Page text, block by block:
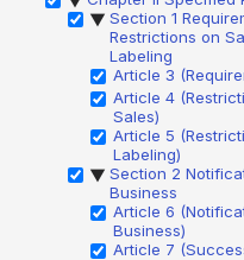
▶ Section 1
Restrictions on
Labeling
Article 3
Article 4
Sales)
Article 5
Labeling)
▶ Section 2
Business
Article 6
Business)
Article 7